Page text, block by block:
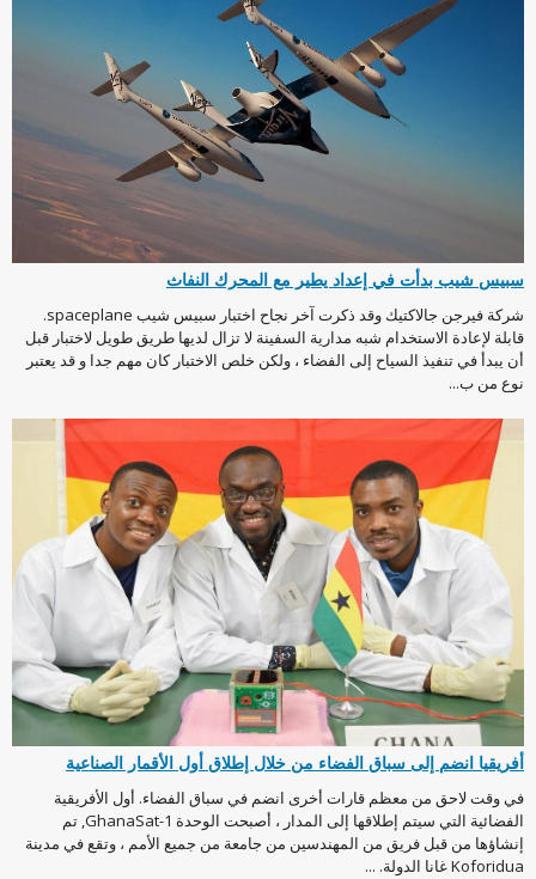
سبيس شيب بدأت في إعداد يطير مع المحرك النفاث
شركة فيرجن جالاكتيك وقد ذكرت آخر نجاح اختبار سبيس شيب spaceplane.
قابلة لإعادة الاستخدام شبه مدارية السفينة لا تزال لديها طريق طويل لاختبار قبل
أن يبدأ في تنفيذ السياح إلى الفضاء ، ولكن خلص الاختبار كان مهم جدا و قد يعتبر
نوع من ب...
أفريقيا انضم إلى سباق الفضاء من خلال إطلاق أول الأقمار الصناعية
في وقت لاحق من معظم قارات أخرى انضم في سباق الفضاء. أول الأفريقية
الفضائية التي سيتم إطلاقها إلى المدار ، أصبحت الوحدة GhanaSat-1, تم
إنشاؤها من قبل فريق من المهندسين من جامعة من جميع الأمم ، وتقع في مدينة
Koforidua غانا الدولة. ...